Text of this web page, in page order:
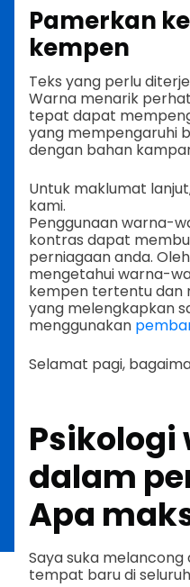
Pamerkan
kempen
Teks yang perlu
Warna menarik
tepat dapat
yang mempengaruhi
dengan bahan
Untuk maklumat
kami.
Penggunaan warna-
kontras dapat
perniagaan anda.
mengetahui warna-
kempen tertentu dan
yang melengkapkan
menggunakan
Selamat pagi,
Psikologi
dalam
Apa
Saya suka
tempat baru di